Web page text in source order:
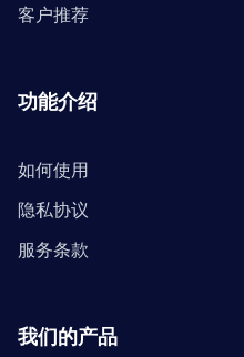
客户推荐
功能介绍
如何使用
隐私协议
服务条款
我们的产品